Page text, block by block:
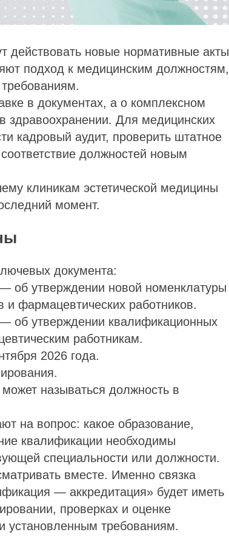
действовать новые нормативные акты
подход к медицинским должностям,
в документах, а о комплексном
здравоохранении. Для медицинских
кадровый аудит, проверить штатное
должностей новым
клиникам эстетической медицины
момент.
документа:
об утверждении новой номенклатуры
и фармацевтических работников.
об утверждении квалификационных
работникам.
2026 года.
может называться должность в
на вопрос: какое образование,
квалификации необходимы
специальности или должности.
вместе. Именно связка
— аккредитация» будет иметь
проверках и оценке
установленным требованиям.